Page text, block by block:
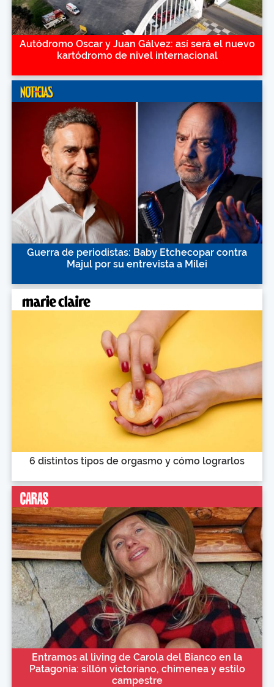
Autódromo Oscar y Juan Gálvez: así será el nuevo
kartódromo de nivel internacional
Guerra de periodistas: Baby Etchecopar contra
Majul por su entrevista a Milei
6 distintos tipos de orgasmo y cómo lograrlos
Entramos al living de Carola del Bianco en la
Patagonia: sillón victoriano, chimenea y estilo
campestre